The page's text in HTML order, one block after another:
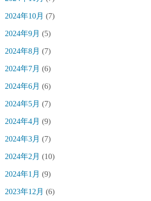
2024年10月 (7)
2024年9月 (5)
2024年8月 (7)
2024年7月 (6)
2024年6月 (6)
2024年5月 (7)
2024年4月 (9)
2024年3月 (7)
2024年2月 (10)
2024年1月 (9)
2023年12月 (6)